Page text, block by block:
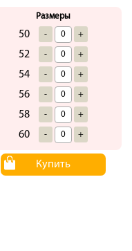
Размеры
50 - +
52 - +
54 - +
56 - +
58 - +
60 - +
Купить